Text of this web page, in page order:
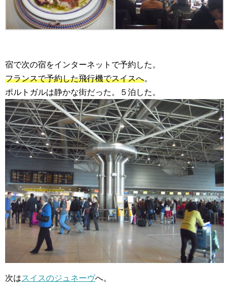
宿で次の宿をインターネットで予約した。
フランスで予約した飛行機でスイスへ。
ポルトガルは静かな街だった。５泊した。
次はスイスのジュネーヴへ。